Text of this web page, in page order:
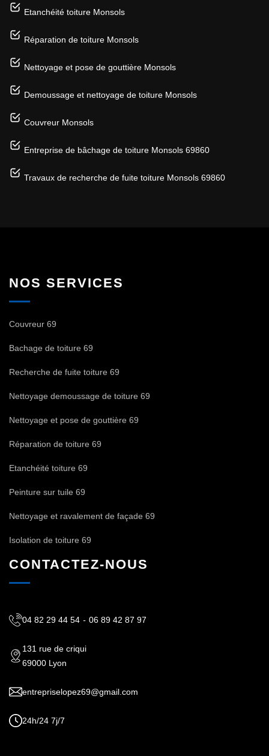
Etanchéité toiture Monsols
Réparation de toiture Monsols
Nettoyage et pose de gouttière Monsols
Demoussage et nettoyage de toiture Monsols
Couvreur Monsols
Entreprise de bâchage de toiture Monsols 69860
Travaux de recherche de fuite toiture Monsols 69860
NOS SERVICES
Couvreur 69
Bachage de toiture 69
Recherche de fuite toiture 69
Nettoyage demoussage de toiture 69
Nettoyage et pose de gouttière 69
Réparation de toiture 69
Etanchéité toiture 69
Peinture sur tuile 69
Nettoyage et ravalement de façade 69
Isolation de toiture 69
CONTACTEZ-NOUS
04 82 29 44 54 - 06 89 42 87 97
131 rue de criqui
69000 Lyon
entrepriselopez69@gmail.com
24h/24 7j/7